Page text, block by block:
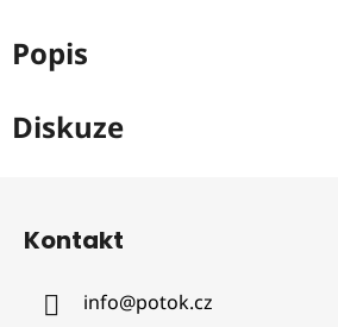
Popis
Diskuze
Kontakt
info@potok.cz